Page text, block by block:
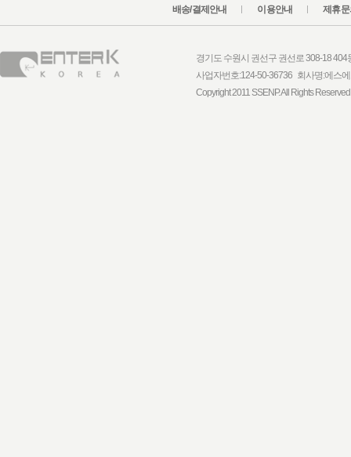
배송/결제안내 이용안내 제휴문
경기도 수원시 권선구 권선로 308-18
사업자번호:124-50-36736 회사명:에스
Copyright 2011 SSENP. All Rights Reserved